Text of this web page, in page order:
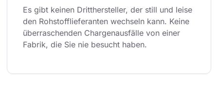
Es gibt keinen Dritthersteller, der still und leise
den Rohstofflieferanten wechseln kann. Keine
überraschenden Chargenausfälle von einer
Fabrik, die Sie nie besucht haben.